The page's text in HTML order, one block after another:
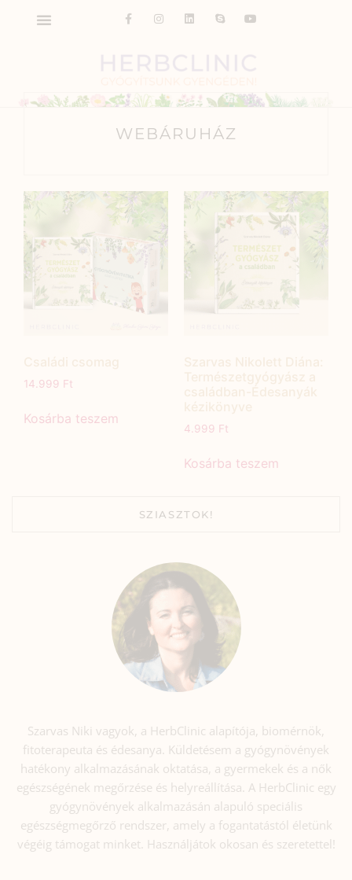
WEBÁRUHÁZ
14.999 Ft
Kosárba teszem
4.999 Ft
Kosárba teszem
SZIASZTOK!
Szarvas Niki vagyok, a HerbClinic alapítója, biomérnök,
fitoterapeuta és édesanya. Küldetésem a gyógynövények
hatékony alkalmazásának oktatása, a gyermekek és a nők
egészségének megőrzése és helyreállítása. A HerbClinic egy
gyógynövények alkalmazásán alapuló speciális
egészségmegőrző rendszer, amely a fogantatástól életünk
végéig támogat minket. Használjátok okosan és szeretettel!